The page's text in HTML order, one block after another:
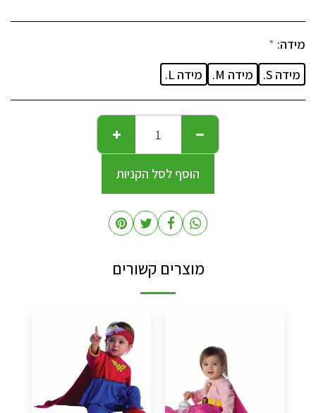
מידה: *
מידה S.
מידה M. מידה L.
הוסף לסל הקניות
מוצרים קשורים